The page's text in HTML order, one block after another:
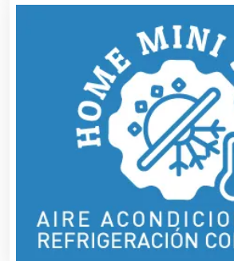
Combustibles y Lubricantes
Compresores de aire
Computadoras
Conferencias Empresariales
Construcciones en General